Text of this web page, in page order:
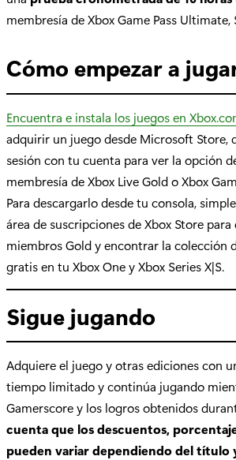
membresía de Xbox Game Pass Ultimate,
Cómo empezar a
Encuentra e instala los juegos en
adquirir un juego desde Microsoft Store,
sesión con tu cuenta para ver la opción
membresía de Xbox Live Gold o Xbox
Para descargarlo desde tu consola,
área de suscripciones de Xbox Store
miembros Gold y encontrar la colección
gratis en tu Xbox One y Xbox Series X|S.
Sigue jugando
Adquiere el juego y otras ediciones con
tiempo limitado y continúa jugando
Gamerscore y los logros obtenidos
cuenta que los descuentos,
pueden variar dependiendo del título